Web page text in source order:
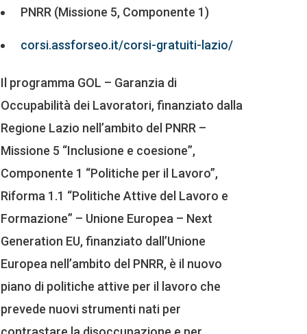
PNRR (Missione 5, Componente 1)
corsi.assforseo.it/corsi-gratuiti-lazio/
Il programma GOL – Garanzia di
Occupabilità dei Lavoratori, finanziato dalla
Regione Lazio nell’ambito del PNRR –
Missione 5 “Inclusione e coesione”,
Componente 1 “Politiche per il Lavoro”,
Riforma 1.1 “Politiche Attive del Lavoro e
Formazione” – Unione Europea – Next
Generation EU, finanziato dall’Unione
Europea nell’ambito del PNRR, è il nuovo
piano di politiche attive per il lavoro che
prevede nuovi strumenti nati per